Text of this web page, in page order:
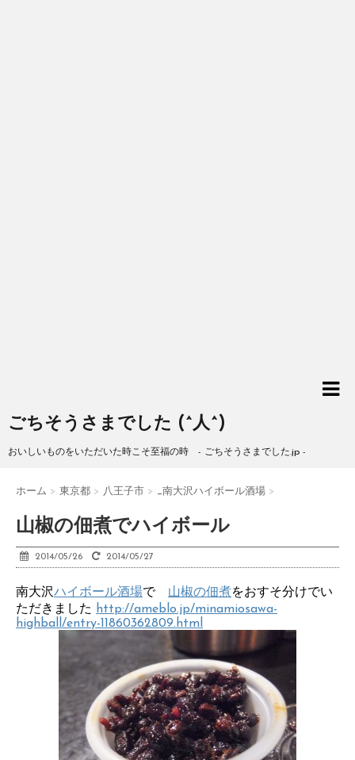
ごちそうさまでした (^人^)
おいしいものをいただいた時こそ至福の時 - ごちそうさまでした.jp -
ホーム > 東京都 > 八王子市 > _南大沢ハイボール酒場 >
山椒の佃煮でハイボール
2014/05/26 2014/05/27
南大沢ハイボール酒場で 山椒の佃煮をおすそ分けでい
ただきました
http://ameblo.jp/minamiosawa-
highball/entry-11860362809.html